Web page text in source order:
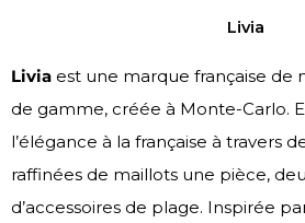
Livia
Livia est une marque française de
de gamme, créée à Monte-Carlo.
l’élégance à la française à travers
raffinées de maillots une pièce,
d’accessoires de plage. Inspirée